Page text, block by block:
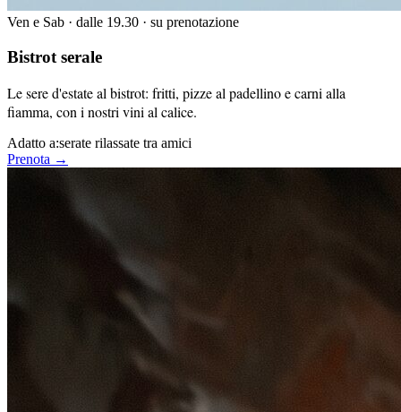
Ven e Sab · dalle 19.30 · su prenotazione
Bistrot serale
Le sere d'estate al bistrot: fritti, pizze al padellino e carni alla
fiamma, con i nostri vini al calice.
Adatto a:serate rilassate tra amici
Prenota →